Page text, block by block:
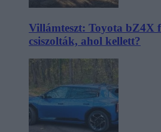
Villámteszt: Toyota bZ4X
csiszolták, ahol kellett?